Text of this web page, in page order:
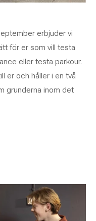
erbjuder vi
för er som vill testa
eller testa parkour.
er och håller i en två
grunderna inom det